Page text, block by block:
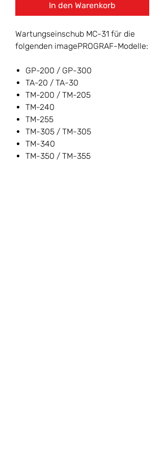
In den Warenkorb
Wartungseinschub MC-31 für die
folgenden imagePROGRAF-Modelle:
GP-200 / GP-300
TA-20 / TA-30
TM-200 / TM-205
TM-240
TM-255
TM-305 / TM-305
TM-340
TM-350 / TM-355